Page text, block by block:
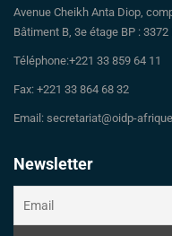
Avenue Cheikh Anta Diop,
Bâtiment B, 3e étage BP : 3372
Téléphone:+221 33 859 64 11
Fax: +221 33 864 68 32
Email: secretariat@oidp-
Newsletter